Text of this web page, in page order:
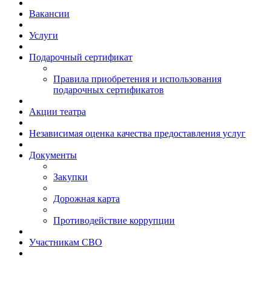
Вакансии
Услуги
Подарочный сертификат
Правила приобретения и использования
подарочных сертификатов
Акции театра
Независимая оценка качества предоставления услуг
Документы
Закупки
Дорожная карта
Противодействие коррупции
Участникам СВО